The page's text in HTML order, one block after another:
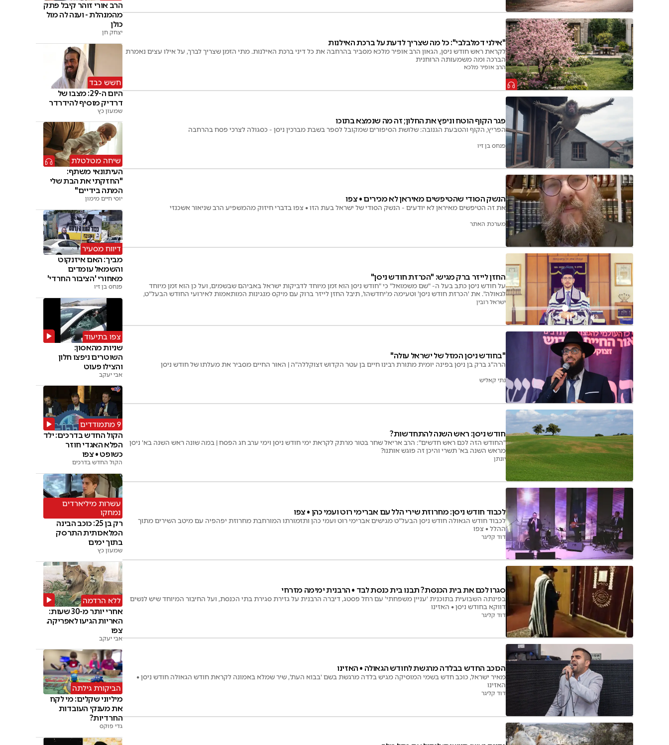
"אילני דמלבלבי": כל מה שצריך לדעת על ברכת האילנות
לקראת ראש חודש ניסן, הגאון הרב אופיר מלכא מסביר בהרחבה את כל דיני ברכת האילנות. מתי הזמן שצריך לברך, על אילו עצים נאמרת
הברכה ומה משמעותה הרוחנית
הרב אופיר מלכא
פגר הקוף הוטח וניפץ את החלון; זה מה שנמצא בתוכו
הפריץ, הקוף והטבעת הגנובה: שלושת הסיפורים שמקובל לספר בשבת מברכין ניסן - כסגולה לצרכי פסח בהרחבה
פנחס בן זיו
הנשק הסודי שהטיפשים מאיראן לא מכירים • צפו
את זה הטיפשים מאיראן לא יודעים - הנשק הסודי של ישראל בעת הזו • צפו בדברי חיזוק מהמשפיע הרב שניאור אשכנזי
מערכת האתר
החזן לייזר ברק מגיש: "הכרזת חודש ניסן"
על חודש ניסן כתב בעל ה- "שם משמואל" כי "חודש ניסן הוא זמן מיוחד לדביקות ישראל באביהם שבשמים, ועל כן הוא זמן מיוחד
לגאולה". את 'הכרזת חודש ניסן' וטעימה מ'יחדשהו', תיבל החזן לייזר ברוק עם מיקס מנגינות המותאמות לאירועי החודש הבעל"ט,
מהלחנים המסורתים ועד רזאל
ישראל רובין
"בחודש ניסן המזל של ישראל עולה"
הרה"ג ברק בן ניסן בפינה יומית מתורת רבינו חיים בן עטר הקדוש זצוקללה"ה | האור החיים מסביר את מעלתו של חודש ניסן
נתי קאליש
חודש ניסן: ראש השנה להתחדשות?
"החודש הזה לכם ראש חדשים": הרב אריאל שחר בטור מרתק לקראת ימי חודש ניסן וימי ערב חג הפסח | במה שונה ראש השנה בא' ניסן
מראש השנה בא' תשרי והיכן זה פוגש אותנו?
יונתן
לכבוד חודש ניסן: מחרוזת שירי הלל עם אברימי רוט ועמי כהן • צפו
לכבוד חודש הגאולה חודש ניסן הבעל"ט מגישים אברימי רוט ועמי כהן ותזמורתו המורחבת מחרוזת יפהפיה עם מיטב השירים מתוך
ההלל • צפו
דוד קליגר
סגרו לכם את בית הכנסת? תבנו בית כנסת לבד • הרבנית ימימה מזרחי
בפינתה השבועית בתוכנית 'עניין משפחתי' עם רחל פסטג, דיברה הרבנית על גזירת סגירת בתי הכנסת, ועל החיבור המיוחד שיש לנשים
דווקא בחודש ניסן • האזינו
דוד קליגר
הכוכב החדש בבלדה מרגשת לחודש הגאולה • האזינו
מאיר ישראל, כוכב חדש בשמי המוסיקה מגיש בלדה מרגשת בשם 'בבוא העת', שיר שמלא באמונה לקראת חודש הגאולה חודש ניסן •
האזינו
דוד קליגר
הרב אורי זוהר קיבל פתק
מהמנהלת - וענה לה מול
כולן
יצחק חן
חשש כבד
היום ה-29: מצבו של
דרדיק מוסיף להידרדר
שמעון כץ
שיחה מטלטלת
העיתונאי משתף:
"החזקתי את הבת שלי
המתה בידיים"
יוסי חיים מימון
דיווח מסעיר
מביך: האם איזנקוט
והשמאל עומדים
מאחורי 'הציבור החרדי'
פנחס בן זיו
צפו בתיעוד
שניות מהאסון:
השוטרים ניפצו חלון
והצילו פעוט
אבי יעקב
9 מתמודדים
הקול החדש בדרכים: ילד
הפלא האגדי חוזר
כשופט • צפו
הקול החדש בדרכים
עשרות מיליארדים
נמחקו
רק בן 25: כוכב הבינה
המלאכותית התרסק
בתוך ימים
שמעון כץ
ללא הרדמה
אחרי יותר מ-30 שעות:
האריות הגיעו לאפריקה.
צפו
אבי יעקב
הביקורת גילתה
מיליוני שקלים: מי לקח
את מענקי העובדות
החרדיות?
גדי פוקס